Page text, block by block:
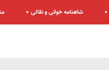
شاهنامه خوانی و نقالی